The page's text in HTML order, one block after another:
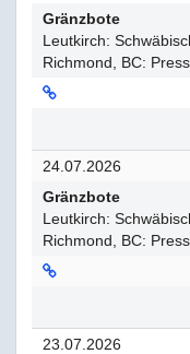
Gränzbote
Leutkirch:
Richmond, BC:
24.07.2026
Gränzbote
Leutkirch:
Richmond, BC:
23.07.2026